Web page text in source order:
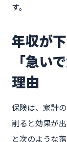
す。
年収が
「急い
理由
保険は、家計
削ると効果が
と次のような